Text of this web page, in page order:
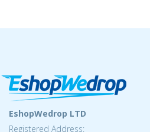
EshopWedrop LTD
Registered Address: